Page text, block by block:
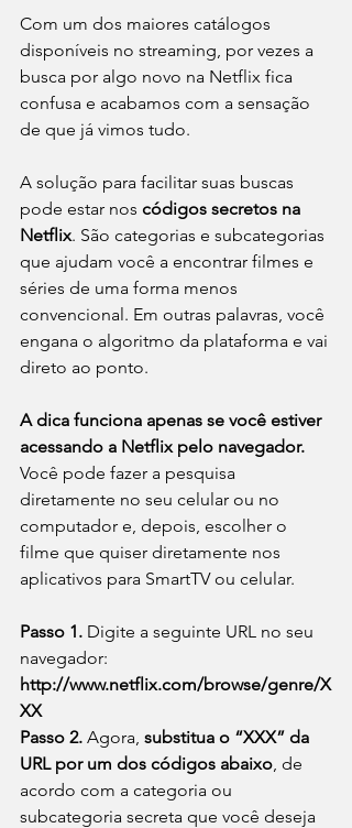
Com um dos maiores catálogos
disponíveis no streaming, por vezes a
busca por algo novo na Netflix fica
confusa e acabamos com a sensação
de que já vimos tudo.
A solução para facilitar suas buscas
pode estar nos códigos secretos na
Netflix. São categorias e subcategorias
que ajudam você a encontrar filmes e
séries de uma forma menos
convencional. Em outras palavras, você
engana o algoritmo da plataforma e vai
direto ao ponto.
A dica funciona apenas se você estiver
acessando a Netflix pelo navegador.
Você pode fazer a pesquisa
diretamente no seu celular ou no
computador e, depois, escolher o
filme que quiser diretamente nos
aplicativos para SmartTV ou celular.
Passo 1. Digite a seguinte URL no seu
navegador:
http://www.netflix.com/browse/genre/X
XX
Passo 2. Agora, substitua o “XXX” da
URL por um dos códigos abaixo , de
acordo com a categoria ou
subcategoria secreta que você deseja